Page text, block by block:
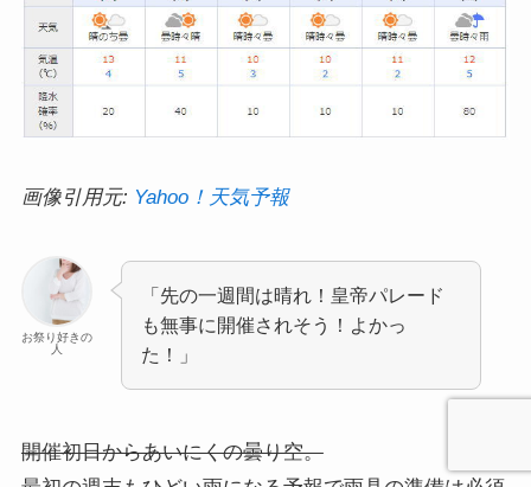
画像引用元: Yahoo！天気予報
お祭り好きの
人
「先の一週間は晴れ！皇帝パレード
も無事に開催されそう！よかっ
た！」
開催初日からあいにくの曇り空。